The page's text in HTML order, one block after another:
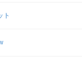
ト